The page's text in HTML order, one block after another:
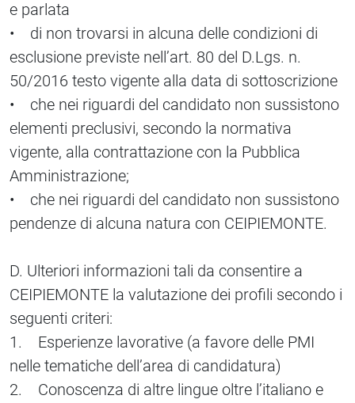
e parlata
• di non trovarsi in alcuna delle condizioni di
esclusione previste nell’art. 80 del D.Lgs. n.
50/2016 testo vigente alla data di sottoscrizione
• che nei riguardi del candidato non sussistono
elementi preclusivi, secondo la normativa
vigente, alla contrattazione con la Pubblica
Amministrazione;
• che nei riguardi del candidato non sussistono
pendenze di alcuna natura con CEIPIEMONTE.
D. Ulteriori informazioni tali da consentire a
CEIPIEMONTE la valutazione dei profili secondo i
seguenti criteri:
1. Esperienze lavorative (a favore delle PMI
nelle tematiche dell’area di candidatura)
2. Conoscenza di altre lingue oltre l’italiano e